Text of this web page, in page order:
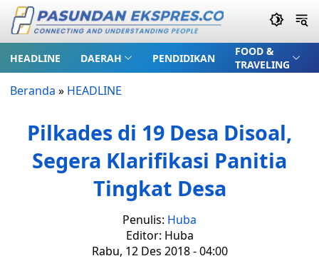
HEADLINE DAERAH PENDIDIKAN
FOOD &
TRAVELING
Beranda » HEADLINE
Pilkades di 19 Desa Disoal,
Segera Klarifikasi Panitia
Tingkat Desa
Penulis: Huba
Editor: Huba
Rabu, 12 Des 2018 - 04:00